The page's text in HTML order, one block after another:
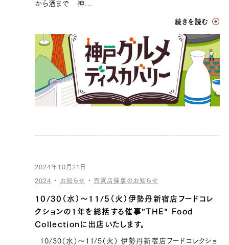
から酒まで 神...
続きを読む
2024年10月21日
2024 ・ お知らせ ・ 百貨店催事のお知らせ
10/30（水）〜11/5（火）伊勢丹新宿店フードコレ
クションの1年を総括する催事”THE” Food
Collectionに出店いたします。
10/30（水）〜11/5（火） 伊勢丹新宿店フードコレクショ